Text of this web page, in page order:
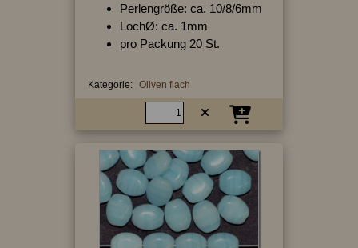
Perlengröße: ca. 10/8/6mm
LochØ: ca. 1mm
pro Packung 20 St.
Kategorie: Oliven flach